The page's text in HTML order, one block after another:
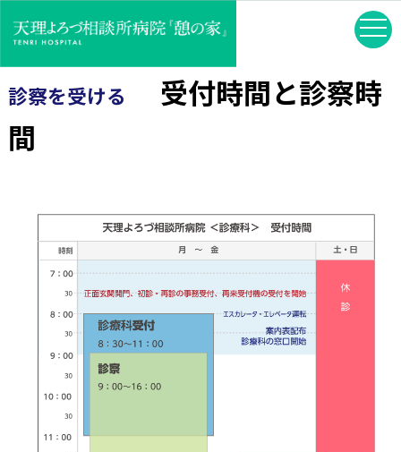
診察を受ける
受付時間と診察時
間